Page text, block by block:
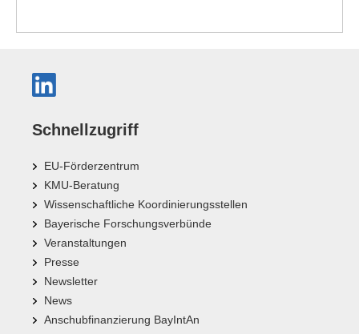
Schnellzugriff
EU-Förderzentrum
KMU-Beratung
Wissenschaftliche Koordinierungsstellen
Bayerische Forschungsverbünde
Veranstaltungen
Presse
Newsletter
News
Anschubfinanzierung BayIntAn